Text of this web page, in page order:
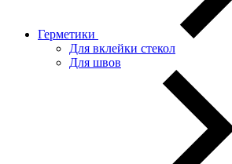
Герметики
Для вклейки стекол
Для швов